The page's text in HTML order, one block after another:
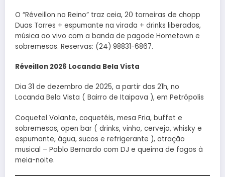
O “Réveillon no Reino” traz ceia, 20 torneiras de chopp
Duas Torres + espumante na virada + drinks liberados,
música ao vivo com a banda de pagode Hometown e
sobremesas. Reservas: (24) 98831-6867.
Réveillon 2026 Locanda Bela Vista
Dia 31 de dezembro de 2025, a partir das 21h, no
Locanda Bela Vista ( Bairro de Itaipava ), em Petrópolis
Coquetel Volante, coquetéis, mesa Fria, buffet e
sobremesas, open bar ( drinks, vinho, cerveja, whisky e
espumante, água, sucos e refrigerante ), atração
musical – Pablo Bernardo com DJ e queima de fogos à
meia-noite.